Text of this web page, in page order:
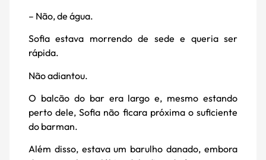
– Não, de água.
Sofia estava morrendo de sede e queria ser
rápida.
Não adiantou.
O balcão do bar era largo e, mesmo estando
perto dele, Sofia não ficara próxima o suficiente
do barman.
Além disso, estava um barulho danado, embora